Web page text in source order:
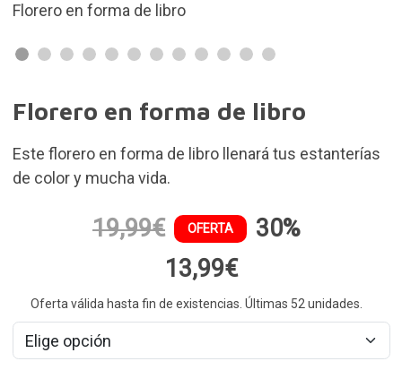
Fabricado en cerámica
Florero en forma de libro
Este florero en forma de libro llenará tus estanterías
de color y mucha vida.
19,99€ OFERTA
30%
13,99€
Oferta válida hasta fin de existencias. Últimas 52 unidades.